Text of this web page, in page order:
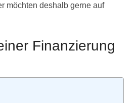
möchten deshalb gerne auf
Finanzierung